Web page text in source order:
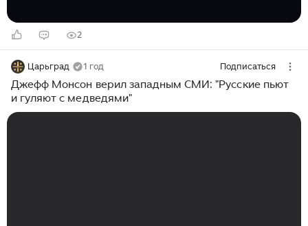
2
Царьград 1 год Подписаться
Джефф Монсон верил западным СМИ: "Русские пьют
и гуляют с медведями"